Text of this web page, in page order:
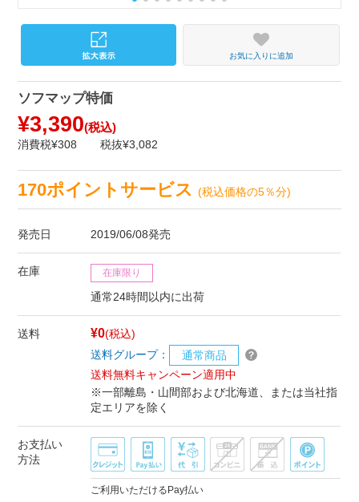
お気に入りに追加
ソフマップ特価
¥3,390(税込)
消費税¥308 税抜¥3,082
170ポイントサービス(税込価格の5％分)
発売日 2019/06/08発売
在庫 在庫限り
通常24時間以内に出荷
送料 ¥0(税込)
送料グループ：
通常商品
送料無料キャンペーン適用中
※一部離島・山間部および北海道、または当社指
定エリアを除く
お支払い
方法
ご利用いただけるPay払い